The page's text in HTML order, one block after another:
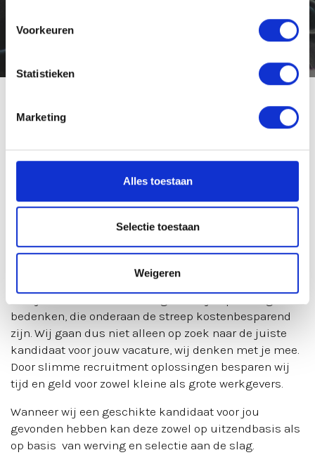
Voorkeuren
Statistieken
Marketing
Alles toestaan
Selectie toestaan
Weigeren
Één lokale partner voor al
jouw vraagstukken;
dat is Lokaal Werkt.
Wij hebben niet alleen jarenlange ervaring met het
werven en selecteren van kandidaten, maar kunnen je
van je personeelsplanning.
Wij kijken kritisch naar jouw processen en behoeftes
bedenken, die onderaan de streep kostenbesparend
zijn. Wij gaan dus niet alleen op zoek naar de juiste
kandidaat voor jouw vacature, wij denken met je mee.
Door slimme recruitment oplossingen besparen wij
tijd en geld voor zowel kleine als grote werkgevers.
Wanneer wij een geschikte kandidaat voor jou
gevonden hebben kan deze zowel op uitzendbasis als
op basis van werving en selectie aan de slag.